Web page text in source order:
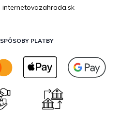
internetovazahrada.sk
SPÔSOBY PLATBY